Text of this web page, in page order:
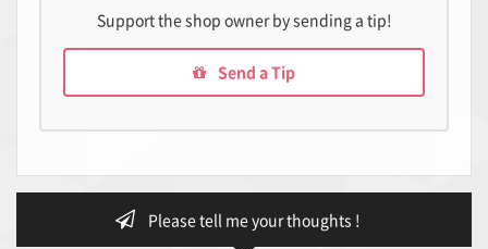
Support the shop owner by sending a tip!
Send a Tip
Please tell me your thoughts !